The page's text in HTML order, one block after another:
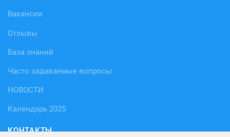
Вакансии
Отзывы
База знаний
Часто задаваемые вопросы
НОВОСТИ
Календарь 2025
КОНТАКТЫ